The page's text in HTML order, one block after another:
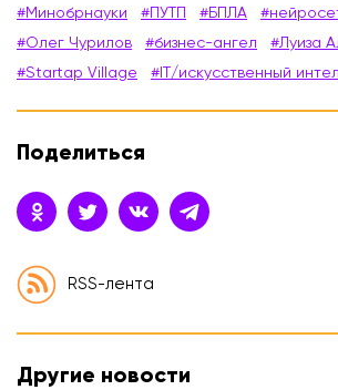
#Минобрнауки #ПУТП #БПЛА
#Олег Чурилов
#бизнес-ангел
#Луиза
#Startap Village
#IT/искусственный
Поделиться
RSS-лента
Другие новости